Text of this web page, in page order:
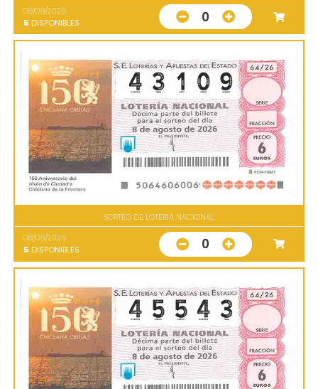
08/08/2026
5 DISPONIBLES 0
SORTEO DE LOTERIA NACIONAL
08/08/2026
5 DISPONIBLES 0